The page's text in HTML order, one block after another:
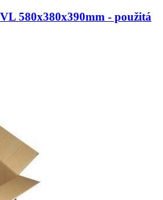
580x380x390mm - použitá